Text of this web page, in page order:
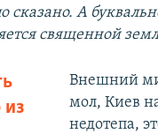
сказано. А
священной
из
Внешний
мол, Киев
недотепа,